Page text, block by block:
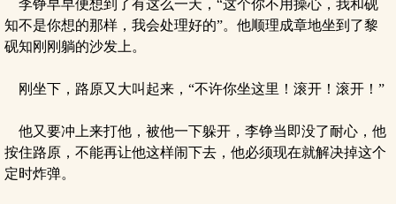
李铮早早便想到了有这么一天，“这个你不用操心，我和砚
知不是你想的那样，我会处理好的”。他顺理成章地坐到了黎
砚知刚刚躺的沙发上。
刚坐下，路原又大叫起来，“不许你坐这里！滚开！滚开！”
他又要冲上来打他，被他一下躲开，李铮当即没了耐心，他
按住路原，不能再让他这样闹下去，他必须现在就解决掉这个
定时炸弹。